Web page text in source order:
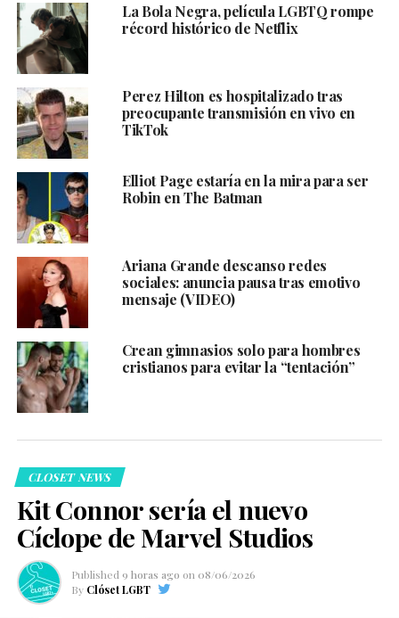
La Bola Negra, película LGBTQ rompe
récord histórico de Netflix
Perez Hilton es hospitalizado tras
preocupante transmisión en vivo en
TikTok
Elliot Page estaría en la mira para ser
Robin en The Batman
Ariana Grande descanso redes
sociales: anuncia pausa tras emotivo
mensaje (VIDEO)
Crean gimnasios solo para hombres
cristianos para evitar la “tentación”
CLOSET NEWS
Kit Connor sería el nuevo
Cíclope de Marvel Studios
Published 9 horas ago on 08/06/2026
By Clóset LGBT